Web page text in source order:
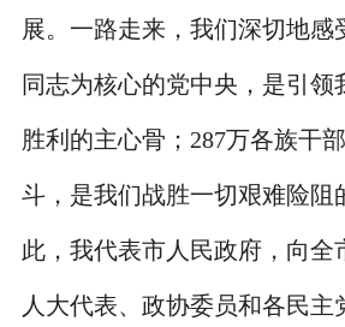
展。一路走来，我们深切地感
同志为核心的党中央，是引领
胜利的主心骨；287万各族干
斗，是我们战胜一切艰难险阻
此，我代表市人民政府，向全
人大代表、政协委员和各民主